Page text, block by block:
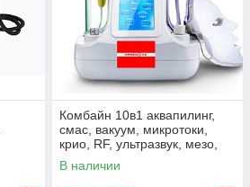
Комбайн 10в1 аквапилинг,
смас, вакуум, микротоки,
крио, RF, ультразвук, мезо,
led маска
В наличии